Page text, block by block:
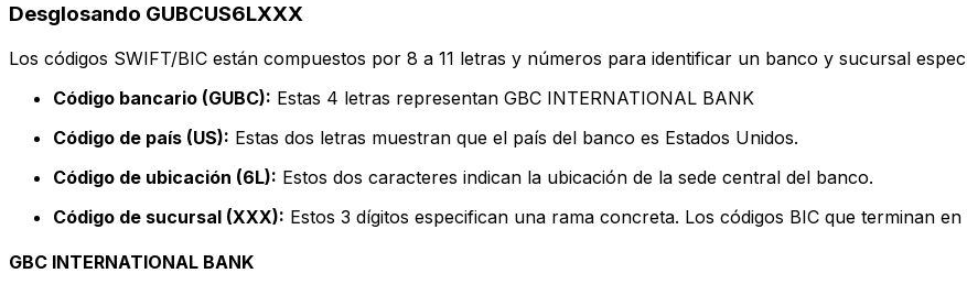
Desglosando GUBCUS6LXXX
Los códigos SWIFT/BIC están compuestos por 8 a 11 letras y números para identificar un banco y sucursal
Código bancario (GUBC): Estas 4 letras representan GBC INTERNATIONAL BANK
Código de país (US): Estas dos letras muestran que el país del banco es Estados Unidos.
Código de ubicación (6L): Estos dos caracteres indican la ubicación de la sede central del banco.
Código de sucursal (XXX): Estos 3 dígitos especifican una rama concreta. Los códigos BIC que terminan
GBC INTERNATIONAL BANK